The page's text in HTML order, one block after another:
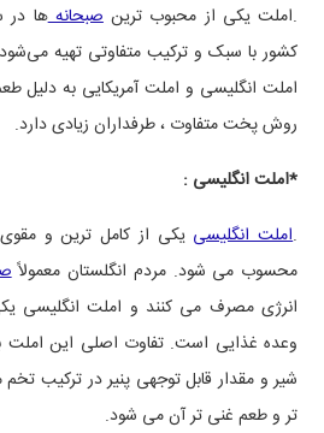
.املت یکی از محبوب‌ ترینصبحانهها در
کشور با سبک و ترکیب متفاوتی تهیه
املت انگلیسی و املت آمریکایی به دلیل
روش پخت متفاوت ، طرفداران زیادی دارد.
*املت انگلیسی :
.املت انگلیسی یکی از کامل ‌ترین و
محسوب می ‌شود. مردم انگلستان معمولاً
انرژی مصرف می ‌کنند و املت انگلیسی
وعده غذایی است. تفاوت اصلی این املت
شیر و مقدار قابل توجهی پنیر در ترکیب
‌تر و طعم غنی ‌تر آن می‌ شود.